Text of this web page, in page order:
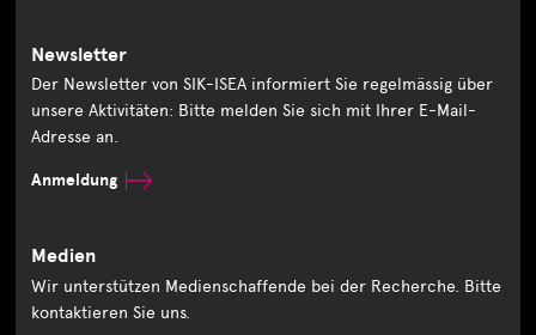
Newsletter
Der Newsletter von SIK-ISEA informiert Sie regelmässig über
unsere Aktivitäten: Bitte melden Sie sich mit Ihrer E-Mail-
Adresse an.
Anmeldung
Medien
Wir unterstützen Medienschaffende bei der Recherche. Bitte
kontaktieren Sie uns.